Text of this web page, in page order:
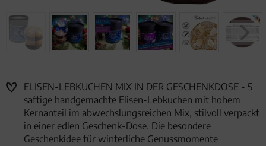
ELISEN-LEBKUCHEN MIX IN DER GESCHENKDOSE - 5
saftige handgemachte Elisen-Lebkuchen mit hohem
Kernanteil im abwechslungsreichen Mix, stilvoll verpackt
in einer edlen Geschenk-Dose. Die besondere
Geschenkidee für winterliche Genussmomente